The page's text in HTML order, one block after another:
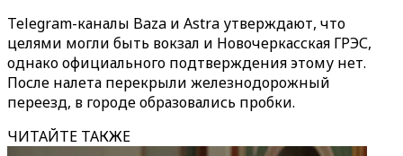
Telegram-каналы Baza и Astra утверждают, что
целями могли быть вокзал и Новочеркасская ГРЭС,
однако официального подтверждения этому нет.
После налета перекрыли железнодорожный
переезд, в городе образовались пробки.
ЧИТАЙТЕ ТАКЖЕ